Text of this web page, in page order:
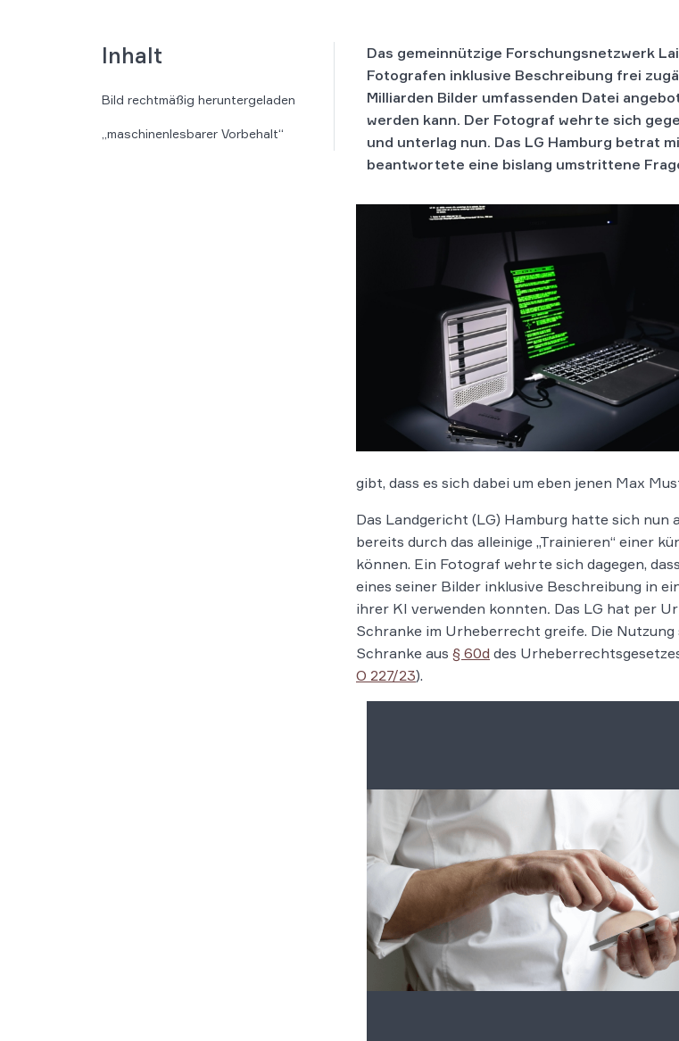
Inhalt
Bild rechtmäßig heruntergeladen
„maschinenlesbarer Vorbehalt“
Das gemeinnützige Forschungsnetzwerk
Fotografen inklusive Beschreibung frei
Milliarden Bilder umfassenden Datei
werden kann. Der Fotograf wehrte sich
und unterlag nun. Das LG Hamburg betrat
beantwortete eine bislang umstrittene
gibt, dass es sich dabei um eben jenen Max
Das Landgericht (LG) Hamburg hatte sich
bereits durch das alleinige „Trainieren“ einer
können. Ein Fo­to­graf wehr­te sich da­ge­gen,
eines seiner Bilder inklusive Be­schrei­bung in
ihrer KI ver­wen­den konn­ten. Das LG hat per
Schranke im Urheberrecht greife. Die
Schranke aus § 60d des
O 227/23).